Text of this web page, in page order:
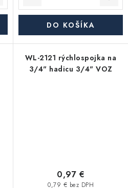
DO KOŠÍKA
WL-2121 rýchlospojka na
3/4" hadicu 3/4" VOZ
0,79 € bez DPH
0,97 €